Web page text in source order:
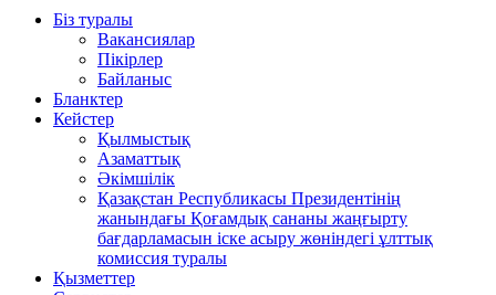
Біз туралы
Вакансиялар
Пікірлер
Байланыс
Бланктер
Кейстер
Қылмыстық
Азаматтық
Әкімшілік
Қазақстан Республикасы Президентінің
жанындағы Қоғамдық сананы жаңғырту
бағдарламасын іске асыру жөніндегі ұлттық
комиссия туралы
Қызметтер